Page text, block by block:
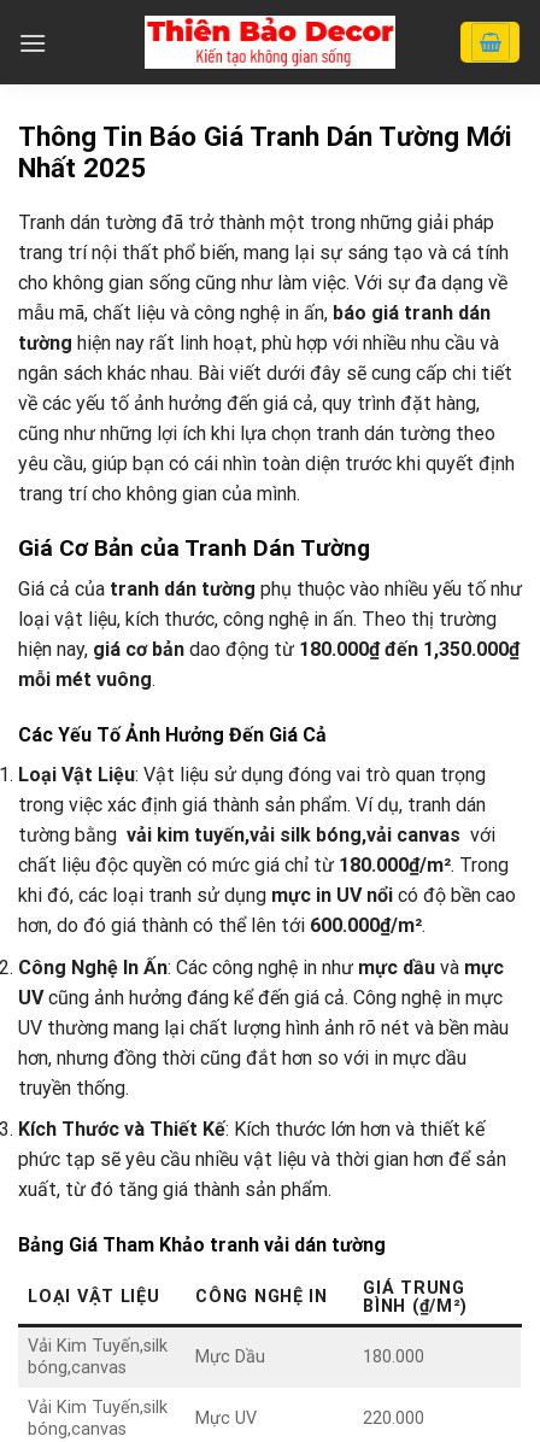
đến
Thông Tin Báo Giá Tranh Dán Tường Mới
Nhất 2025
Tranh dán tường đã trở thành một trong những giải pháp
trang trí nội thất phổ biến, mang lại sự sáng tạo và cá tính
cho không gian sống cũng như làm việc. Với sự đa dạng về
mẫu mã, chất liệu và công nghệ in ấn, báo giá tranh dán
tường hiện nay rất linh hoạt, phù hợp với nhiều nhu cầu và
ngân sách khác nhau. Bài viết dưới đây sẽ cung cấp chi tiết
về các yếu tố ảnh hưởng đến giá cả, quy trình đặt hàng,
cũng như những lợi ích khi lựa chọn tranh dán tường theo
yêu cầu, giúp bạn có cái nhìn toàn diện trước khi quyết định
trang trí cho không gian của mình.
Giá Cơ Bản của Tranh Dán Tường
Giá cả của tranh dán tường phụ thuộc vào nhiều yếu tố như
loại vật liệu, kích thước, công nghệ in ấn. Theo thị trường
hiện nay, giá cơ bản dao động từ 180.000₫ đến 1,350.000₫
mỗi mét vuông.
Các Yếu Tố Ảnh Hưởng Đến Giá Cả
Loại Vật Liệu: Vật liệu sử dụng đóng vai trò quan trọng
trong việc xác định giá thành sản phẩm. Ví dụ, tranh dán
tường bằng vải kim tuyến,vải silk bóng,vải canvas với
chất liệu độc quyền có mức giá chỉ từ 180.000₫/m². Trong
khi đó, các loại tranh sử dụng mực in UV nổi có độ bền cao
hơn, do đó giá thành có thể lên tới 600.000₫/m².
Công Nghệ In Ấn: Các công nghệ in như mực dầu và mực
UVcũng ảnh hưởng đáng kể đến giá cả. Công nghệ in mực
UV thường mang lại chất lượng hình ảnh rõ nét và bền màu
hơn, nhưng đồng thời cũng đắt hơn so với in mực dầu
truyền thống.
Kích Thước và Thiết Kế: Kích thước lớn hơn và thiết kế
phức tạp sẽ yêu cầu nhiều vật liệu và thời gian hơn để sản
xuất, từ đó tăng giá thành sản phẩm.
Bảng Giá Tham Khảo tranh vải dán tường
LOẠI VẬT LIỆU CÔNG NGHỆ IN
GIÁ TRUNG
BÌNH (₫/M²)
Vải Kim Tuyến,silk
bóng,canvas
Mực Dầu 180.000
Vải Kim Tuyến,silk
bóng,canvas
Mực UV 220.000